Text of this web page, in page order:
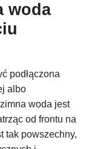
woda
podłączona
albo
woda jest
od frontu na
tak powszechny,